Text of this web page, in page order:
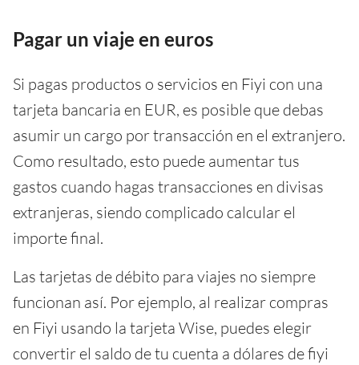
Pagar un viaje en euros
Si pagas productos o servicios en Fiyi con una
tarjeta bancaria en EUR, es posible que debas
asumir un cargo por transacción en el extranjero.
Como resultado, esto puede aumentar tus
gastos cuando hagas transacciones en divisas
extranjeras, siendo complicado calcular el
importe final.
Las tarjetas de débito para viajes no siempre
funcionan así. Por ejemplo, al realizar compras
en Fiyi usando la tarjeta Wise, puedes elegir
convertir el saldo de tu cuenta a dólares de fiyi